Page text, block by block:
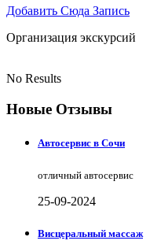
Добавить Сюда Запись
Организация экскурсий
No Results
Новые Отзывы
Автосервис в Сочи
отличный автосервис
25-09-2024
Висцеральный массаж